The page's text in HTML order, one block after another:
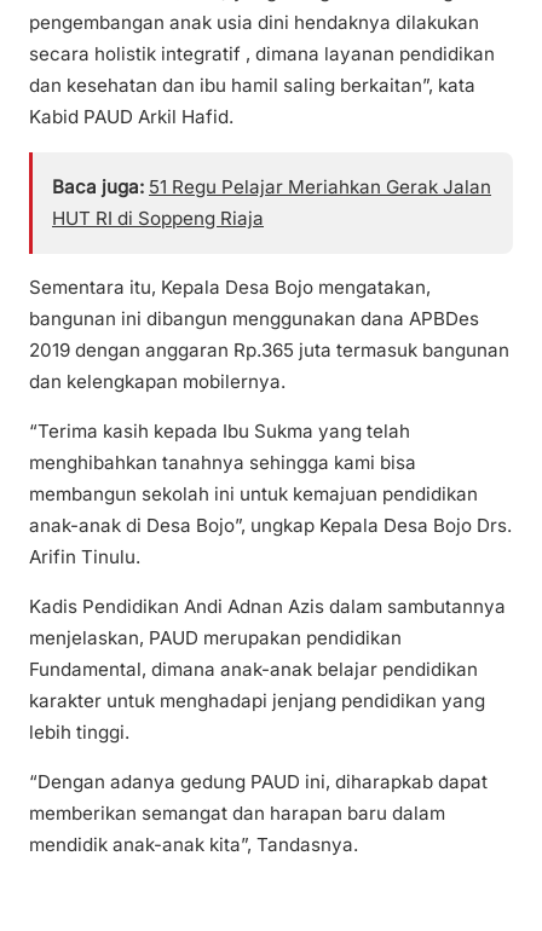
pengembangan anak usia dini hendaknya dilakukan
secara holistik integratif , dimana layanan pendidikan
dan kesehatan dan ibu hamil saling berkaitan”, kata
Kabid PAUD Arkil Hafid.
Baca juga: 51 Regu Pelajar Meriahkan Gerak Jalan
HUT RI di Soppeng Riaja
Sementara itu, Kepala Desa Bojo mengatakan,
bangunan ini dibangun menggunakan dana APBDes
2019 dengan anggaran Rp.365 juta termasuk bangunan
dan kelengkapan mobilernya.
“Terima kasih kepada Ibu Sukma yang telah
menghibahkan tanahnya sehingga kami bisa
membangun sekolah ini untuk kemajuan pendidikan
anak-anak di Desa Bojo”, ungkap Kepala Desa Bojo Drs.
Arifin Tinulu.
Kadis Pendidikan Andi Adnan Azis dalam sambutannya
menjelaskan, PAUD merupakan pendidikan
Fundamental, dimana anak-anak belajar pendidikan
karakter untuk menghadapi jenjang pendidikan yang
lebih tinggi.
“Dengan adanya gedung PAUD ini, diharapkab dapat
memberikan semangat dan harapan baru dalam
mendidik anak-anak kita”, Tandasnya.